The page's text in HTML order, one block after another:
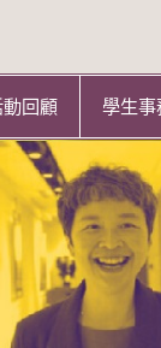
動回顧 學生事